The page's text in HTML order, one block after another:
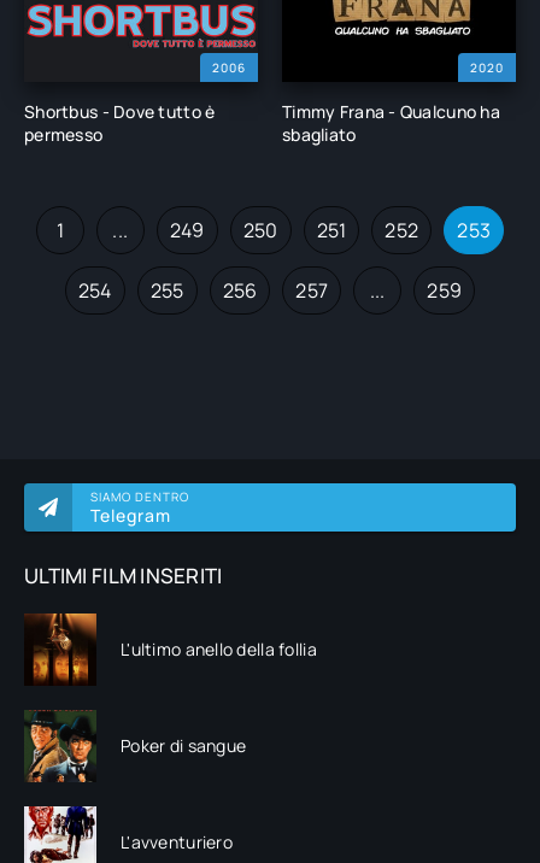
SIAMO DENTRO
Telegram
ULTIMI FILM INSERITI
L'ultimo anello della follia
Poker di sangue
L'avventuriero
2006
Shortbus - Dove tutto è
permesso
2020
Timmy Frana - Qualcuno ha
sbagliato
1 ... 249 250 251 252 253
254 255 256 257 ... 259